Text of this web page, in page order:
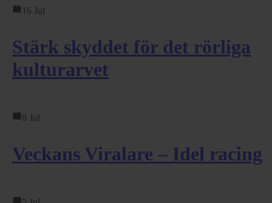
16 Jul
Stärk skyddet för det rörliga
kulturarvet
8 Jul
Veckans Viralare – Idel racing